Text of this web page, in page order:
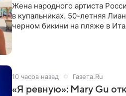
Жена народного артиста
в купальниках. 50-летняя
черном бикини на пляже в
10 часов назад Газета.Ru
«Я ревную»: Mary Gu